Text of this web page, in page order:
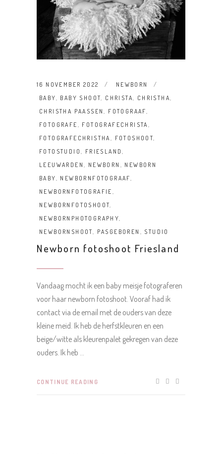
16 NOVEMBER 2022
NEWBORN
BABY, BABY SHOOT, CHRISTA, CHRISTHA,
CHRISTHA PAASSEN, FOTOGRAAF,
FOTOGRAFE , FOTOGRAFECHRISTA,
FOTOGRAFECHRISTHA, FOTOSHOOT,
FOTOSTUDIO, FRIESLAND,
LEEUWARDEN, NEWBORN , NEWBORN
BABY, NEWBORNFOTOGRAAF,
NEWBORNFOTOGRAFIE ,
NEWBORNFOTOSHOOT,
NEWBORNPHOTOGRAPHY,
NEWBORNSHOOT, PASGEBOREN , STUDIO
Newborn fotoshoot Friesland
Vandaag mocht ik een baby meisje fotograferen
voor haar newborn fotoshoot. Vooraf had ik
contact via de email met de ouders van deze
kleine meid. Ik heb de herfstkleuren en een
beige/witte als kleurenpalet gekregen van deze
ouders. Ik heb
CONTINUE READING